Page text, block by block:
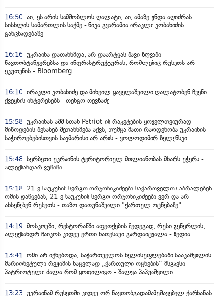
16:50 აი, ეს არის სამშობლოს ღალატი, აი, ამაზე უნდა აღიძრას
სისხლის სამართლის საქმე - ნიკა გვარამია ირაკლი კობახიძის
განცხადებაზე
16:16 უკრაინა დათანხმდა, არ დაარტყას შავი ზღვაში
ნავთობტანკერებსა და ინფრასტრუქტურას, რომლებიც რუსეთს არ
ეკუთვნის - Bloomberg
16:10 ირაკლი კობახიძე და მიხეილ ყაველაშვილი ღალატობენ ჩვენი
ქვეყნის ინტერესებს - თენგო თევზაძე
15:58 უკრაინას აშშ-სთან Patriot-ის რაკეტების ყოველთვიურად
მიწოდების შესახებ შეთანხმება აქვს, თუმცა მათი რაოდენობა უკრაინის
საჭიროებებისთვის საკმარისი არ არის - ვოლოდიმირ ზელენსკი
15:48 სერბეთი უკრაინის ტერიტორიულ მთლიანობას მხარს უჭერს -
ალექსანდარ ვუჩიჩი
15:18
21-ე საუკუნის სერგო ორჯონიკიძეები საქართველოს აბრალებენ
ომის დაწყებას, 21-ე საუკუნის სერგო ორჯონიკიძეები ვერ და არ
ახსენებენ რუსეთს - თაზო დათუნაშვილი "ქართულ ოცნებაზე"
14:19 მოსკოვში, რესტორანში აფეთქების შედეგად, რუსი გენერლის,
ალექსანდრ ჩაიკოს კიდევ ერთი ნათესავი გარდაიცვალა - მედია
13:41 ომი არ იქნებოდა, საქართველოს ხელისუფლებაში სააკაშვილის
მარიონეტული რეჟიმის ნაცვლად „ქართული ოცნების“ მსგავსი
პატრიოტული ძალა რომ ყოფილიყო - შალვა პაპუაშვილი
13:23 უკრაინამ რუსეთში კიდევ ორ ნავთობგადამამუშავებელ ქარხანას